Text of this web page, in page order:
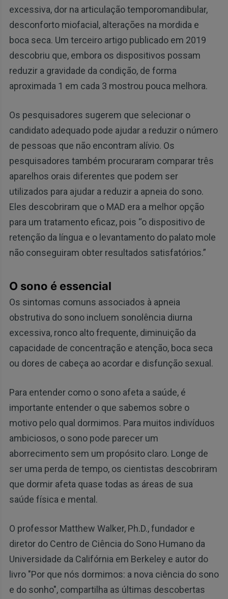
excessiva, dor na articulação temporomandibular,
desconforto miofacial, alterações na mordida e
boca seca. Um terceiro artigo publicado em 2019
descobriu que, embora os dispositivos possam
reduzir a gravidade da condição, de forma
aproximada 1 em cada 3 mostrou pouca melhora.
Os pesquisadores sugerem que selecionar o
candidato adequado pode ajudar a reduzir o número
de pessoas que não encontram alívio. Os
pesquisadores também procuraram comparar três
aparelhos orais diferentes que podem ser
utilizados para ajudar a reduzir a apneia do sono.
Eles descobriram que o MAD era a melhor opção
para um tratamento eficaz, pois “o dispositivo de
retenção da língua e o levantamento do palato mole
não conseguiram obter resultados satisfatórios.”
O sono é essencial
Os sintomas comuns associados à apneia
obstrutiva do sono incluem sonolência diurna
excessiva, ronco alto frequente, diminuição da
capacidade de concentração e atenção, boca seca
ou dores de cabeça ao acordar e disfunção sexual.
Para entender como o sono afeta a saúde, é
importante entender o que sabemos sobre o
motivo pelo qual dormimos. Para muitos indivíduos
ambiciosos, o sono pode parecer um
aborrecimento sem um propósito claro. Longe de
ser uma perda de tempo, os cientistas descobriram
que dormir afeta quase todas as áreas de sua
saúde física e mental.
O professor Matthew Walker, Ph.D., fundador e
diretor do Centro de Ciência do Sono Humano da
Universidade da Califórnia em Berkeley e autor do
livro "Por que nós dormimos: a nova ciência do sono
e do sonho", compartilha as últimas descobertas